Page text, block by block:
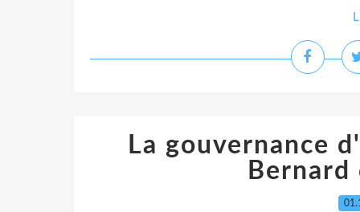
La gouvernance
Bernard